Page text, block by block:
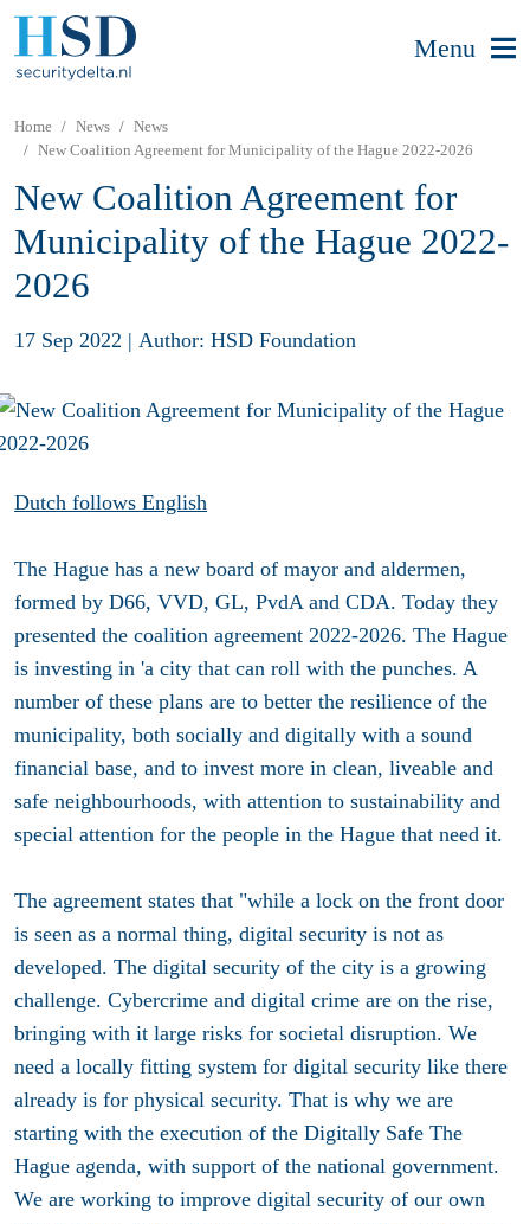
Menu
Home News
News
New Coalition Agreement for Municipality of the Hague 2022-2026
New Coalition Agreement for
Municipality of the Hague 2022-
2026
17 Sep 2022 | Author: HSD Foundation
Dutch follows English
The Hague has a new board of mayor and aldermen,
formed by D66, VVD, GL, PvdA and CDA. Today they
presented the coalition agreement 2022-2026. The Hague
is investing in 'a city that can roll with the punches. A
number of these plans are to better the resilience of the
municipality, both socially and digitally with a sound
financial base, and to invest more in clean, liveable and
safe neighbourhoods, with attention to sustainability and
special attention for the people in the Hague that need it.
The agreement states that "while a lock on the front door
is seen as a normal thing, digital security is not as
developed. The digital security of the city is a growing
challenge. Cybercrime and digital crime are on the rise,
bringing with it large risks for societal disruption. We
need a locally fitting system for digital security like there
already is for physical security. That is why we are
starting with the execution of the Digitally Safe The
Hague agenda, with support of the national government.
We are working to improve digital security of our own